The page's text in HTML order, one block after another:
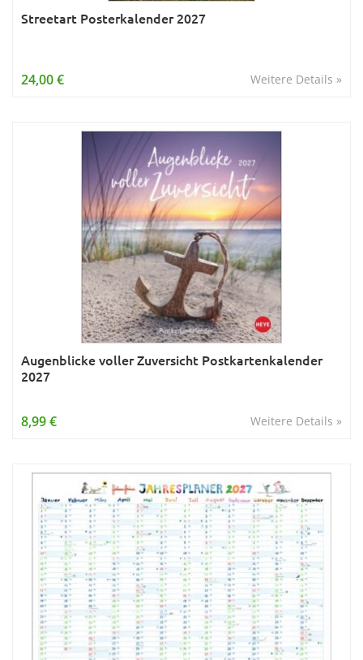
Streetart Posterkalender 2027
Weitere Details »
24,00 €
Augenblicke voller Zuversicht Postkartenkalender
2027
Weitere Details »
8,99 €